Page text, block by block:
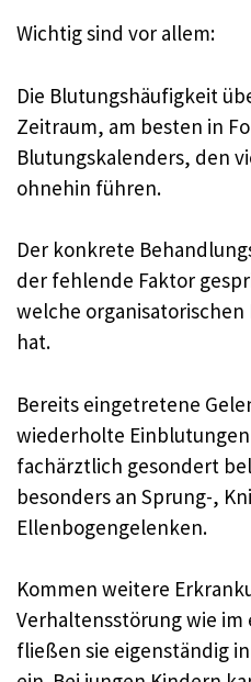
Wichtig sind vor allem:
Die Blutungshäufigkeit
Zeitraum, am besten in
Blutungskalenders, den
ohnehin führen.
Der konkrete
der fehlende Faktor
welche
hat.
Bereits eingetretene
wiederholte
fachärztlich gesondert
besonders an Sprung-,
Ellenbogengelenken.
Kommen weitere
Verhaltensstörung wie
fließen sie eigenständig